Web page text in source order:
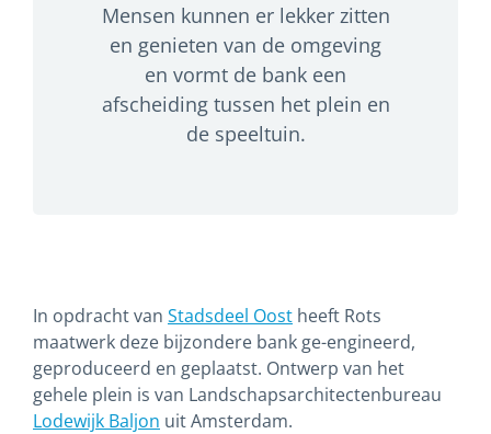
Mensen kunnen er lekker zitten
en genieten van de omgeving
en vormt de bank een
afscheiding tussen het plein en
de speeltuin.
In opdracht van Stadsdeel Oost heeft Rots
maatwerk deze bijzondere bank ge-engineerd,
geproduceerd en geplaatst. Ontwerp van het
gehele plein is van Landschapsarchitectenbureau
Lodewijk Baljon uit Amsterdam.